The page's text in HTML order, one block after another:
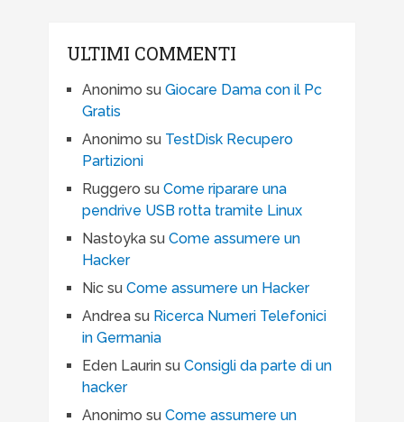
ULTIMI COMMENTI
Anonimo su Giocare Dama con il Pc
Gratis
Anonimo su TestDisk Recupero
Partizioni
Ruggero su Come riparare una
pendrive USB rotta tramite Linux
Nastoykasu Come assumere un
Hacker
Nicsu Come assumere un Hacker
Andreasu Ricerca Numeri Telefonici
in Germania
Eden Laurinsu Consigli da parte di un
hacker
Anonimo su Come assumere un